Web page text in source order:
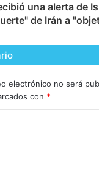
una alerta de
de Irán a
electrónico no será
con *